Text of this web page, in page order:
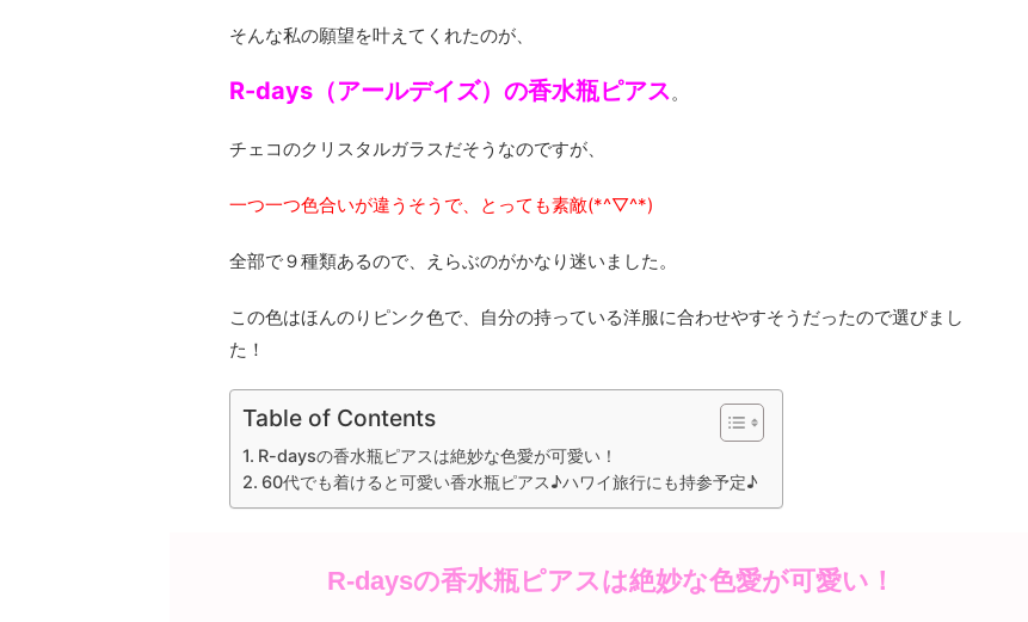
そんな私の願望を叶えてくれたのが、
R-days（アールデイズ）の香水瓶ピアス。
チェコのクリスタルガラスだそうなのですが、
一つ一つ色合いが違うそうで、とっても素敵(*^▽^*)
全部で９種類あるので、えらぶのがかなり迷いました。
この色はほんのりピンク色で、自分の持っている洋服に合わせやすそうだったので選びまし
た！
Table of Contents
R-daysの香水瓶ピアスは絶妙な色愛が可愛い！
60代でも着けると可愛い香水瓶ピアス♪ハワイ旅行にも持参予定♪
R-daysの香水瓶ピアスは絶妙な色愛が可愛い！